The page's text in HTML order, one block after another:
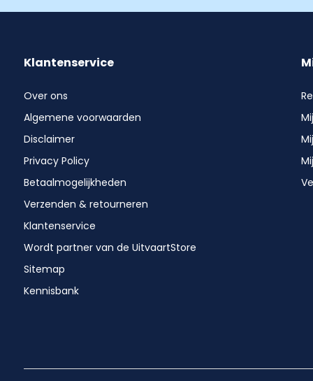
Klantenservice
Over ons
Algemene voorwaarden
Disclaimer
Privacy Policy
Betaalmogelijkheden
Verzenden & retourneren
Klantenservice
Wordt partner van de UitvaartStore
Sitemap
Kennisbank